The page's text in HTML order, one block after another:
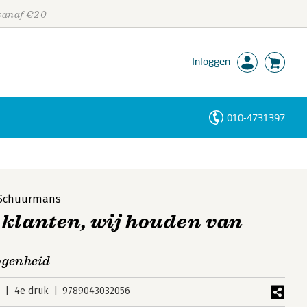
€20
Inloggen
010-4731397
klanten, wij houden van
4e druk 9789043032056
Personen